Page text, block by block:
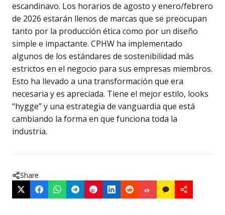
escandinavo. Los horarios de agosto y enero/febrero
de 2026 estarán llenos de marcas que se preocupan
tanto por la producción ética como por un diseño
simple e impactante. CPHW ha implementado
algunos de los estándares de sostenibilidad más
estrictos en el negocio para sus empresas miembros.
Esto ha llevado a una transformación que era
necesaria y es apreciada. Tiene el mejor estilo, looks
“hygge” y una estrategia de vanguardia que está
cambiando la forma en que funciona toda la
industria.
Share